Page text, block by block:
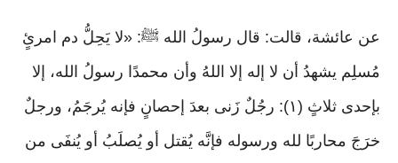
عن عائشة، قالت: قال رسولُ الله ﷺ: «لا يَحِلُّ دم امرئٍ
مُسلِم يشهدُ أن لا إله إلا اللهُ وأن محمدًا رسولُ الله، إلا
بإحدى ثلاثٍ (١): رجُلٌ زَنى بعدَ إحصانٍ فإنه يُرجَمُ، ورجلٌ
خرَجَ محاربًا لله ورسوله فإنَّه يُقتل أو يُصلَبُ أو يُنفَى من